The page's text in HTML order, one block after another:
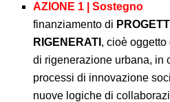
AZIONE 1 | Sostegno
finanziamento di
RIGENERATI , cioè
di rigenerazione urbana, in
processi di innovazione
nuove logiche di